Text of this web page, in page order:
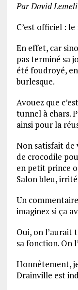
Par David
C’est officiel :
En effet, car
pas terminé sa
été foudroyé,
burlesque.
Avouez que
tunnel à chars.
ainsi pour la
Non satisfait de
de crocodile
en petit prince
Salon bleu,
Un
imaginez si ça
Oui, on l’aurait
sa fonction. On
Honnêtement,
Drainville est